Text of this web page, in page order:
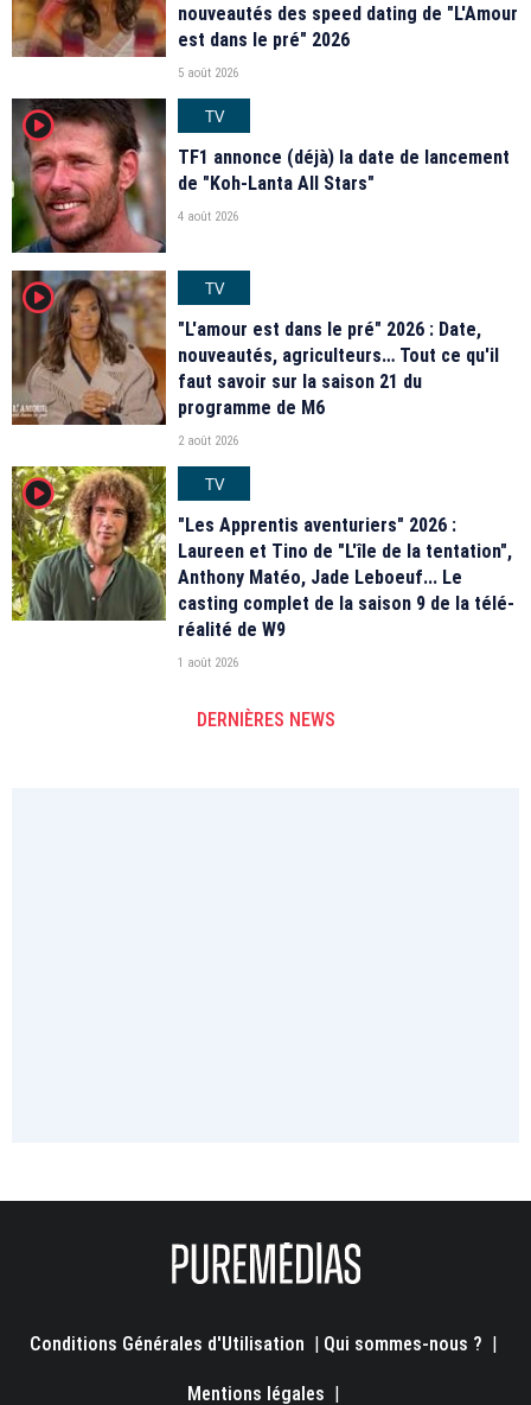
nouveautés des speed dating de "L'Amour
est dans le pré" 2026
5 août 2026
player2
TV
TF1 annonce (déjà) la date de lancement
de "Koh-Lanta All Stars"
4 août 2026
player2
TV
"L'amour est dans le pré" 2026 : Date,
nouveautés, agriculteurs… Tout ce qu'il
faut savoir sur la saison 21 du
programme de M6
2 août 2026
player2
TV
"Les Apprentis aventuriers" 2026 :
Laureen et Tino de "L'île de la tentation",
Anthony Matéo, Jade Leboeuf... Le
casting complet de la saison 9 de la télé-
réalité de W9
1 août 2026
DERNIÈRES NEWS
Conditions Générales d'Utilisation | Qui sommes-nous ? |
Mentions légales |